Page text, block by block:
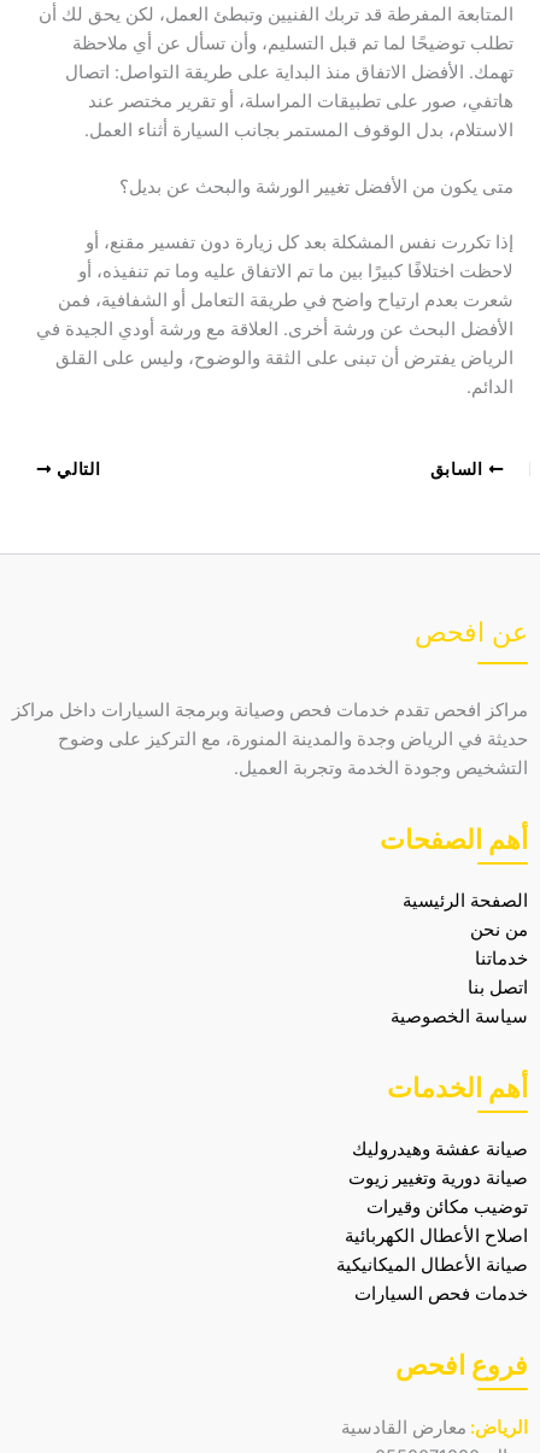
المتابعة المفرطة قد تربك الفنيين وتبطئ العمل، لكن يحق لك أن
تطلب توضيحًا لما تم قبل التسليم، وأن تسأل عن أي ملاحظة
تهمك. الأفضل الاتفاق منذ البداية على طريقة التواصل: اتصال
هاتفي، صور على تطبيقات المراسلة، أو تقرير مختصر عند
الاستلام، بدل الوقوف المستمر بجانب السيارة أثناء العمل.
متى يكون من الأفضل تغيير الورشة والبحث عن بديل؟
إذا تكررت نفس المشكلة بعد كل زيارة دون تفسير مقنع، أو
لاحظت اختلافًا كبيرًا بين ما تم الاتفاق عليه وما تم تنفيذه، أو
شعرت بعدم ارتياح واضح في طريقة التعامل أو الشفافية، فمن
الأفضل البحث عن ورشة أخرى. العلاقة مع ورشة أودي الجيدة في
الرياض يفترض أن تبنى على الثقة والوضوح، وليس على القلق
الدائم.
السابق التالي
عن افحص
مراكز افحص تقدم خدمات فحص وصيانة وبرمجة السيارات داخل مراكز
حديثة في الرياض وجدة والمدينة المنورة، مع التركيز على وضوح
التشخيص وجودة الخدمة وتجربة العميل.
أهم الصفحات
الصفحة الرئيسية
من نحن
خدماتنا
اتصل بنا
سياسة الخصوصية
أهم الخدمات
صيانة عفشة وهيدروليك
صيانة دورية وتغيير زيوت
توضيب مكائن وقيرات
اصلاح الأعطال الكهربائية
صيانة الأعطال الميكانيكية
خدمات فحص السيارات
فروع افحص
الرياض: معارض القادسية